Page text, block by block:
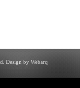
Design by Webarq